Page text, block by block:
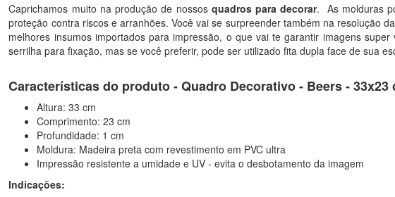
Caprichamos muito na produção de nossos quadros para decorar. As molduras
proteção contra riscos e arranhões. Você vai se surpreender também na resolução
melhores insumos importados para impressão, o que vai te garantir imagens
serrilha para fixação, mas se você preferir, pode ser utilizado fita dupla face de sua
Características do produto - Quadro Decorativo - Beers - 33x23
Altura: 33 cm
Comprimento: 23 cm
Profundidade: 1 cm
Moldura: Madeira preta com revestimento em PVC ultra
Impressão resistente a umidade e UV - evita o desbotamento da imagem
Indicações: